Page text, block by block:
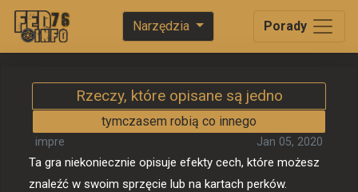
Narzędzia Porady
Rzeczy, które opisane są jedno
tymczasem robią co innego
impre Jan 05, 2020
Ta gra niekoniecznie opisuje efekty cech, które możesz
znaleźć w swoim sprzęcie lub na kartach perków.